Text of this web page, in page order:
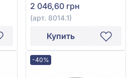
2 046,60 грн
(арт. 8014.1)
Купить
-40%